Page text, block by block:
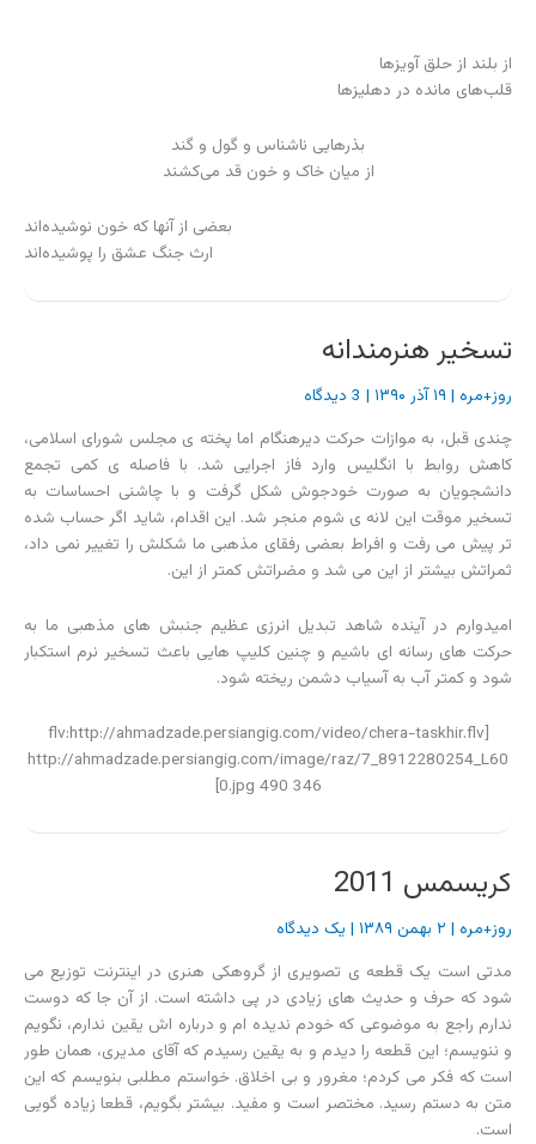
از بلند از حلق آویزها
قلب‌های مانده در دهلیزها
بذرهایی ناشناس و گول و گند
از میان خاک و خون قد می‌کشند
بعضی از آنها که خون نوشیده‌اند
ارث جنگ عشق را پوشیده‌اند
تسخیر هنرمندانه
روز+مره | ۱۹ آذر ۱۳۹۰ | 3 دیدگاه
چندی قبل، به موازات حرکت دیرهنگام اما پخته ی مجلس شورای اسلامی،
کاهش روابط با انگلیس وارد فاز اجرایی شد. با فاصله ی کمی تجمع
دانشجویان به صورت خودجوش شکل گرفت و با چاشنی احساسات به
تسخیر موقت این لانه ی شوم منجر شد. این اقدام، شاید اگر حساب شده
تر پیش می رفت و افراط بعضی رفقای مذهبی ما شکلش را تغییر نمی داد،
ثمراتش بیشتر از این می شد و مضراتش کمتر از این.
امیدوارم در آینده شاهد تبدیل انرزی عظیم جنبش های مذهبی ما به
حرکت های رسانه ای باشیم و چنین کلیپ هایی باعث تسخیر نرم استکبار
شود و کمتر آب به آسیاب دشمن ریخته شود.
[flv:http://ahmadzade.persiangig.com/video/chera-taskhir.flv
http://ahmadzade.persiangig.com/image/raz/7_8912280254_L60
0.jpg 490 346]
کریسمس 2011
روز+مره | ۲ بهمن ۱۳۸۹ | یک دیدگاه
مدتی است یک قطعه ی تصویری از گروهکی هنری در اینترنت توزیع می
شود که حرف و حدیث های زیادی در پی داشته است. از آن جا که دوست
ندارم راجع به موضوعی که خودم ندیده ام و درباره اش یقین ندارم، نگویم
و ننویسم؛ این قطعه را دیدم و به یقین رسیدم که آقای مدیری، همان طور
است که فکر می کردم؛ مغرور و بی اخلاق. خواستم مطلبی بنویسم که این
متن به دستم رسید. مختصر است و مفید. بیشتر بگویم، قطعا زیاده گویی
است.